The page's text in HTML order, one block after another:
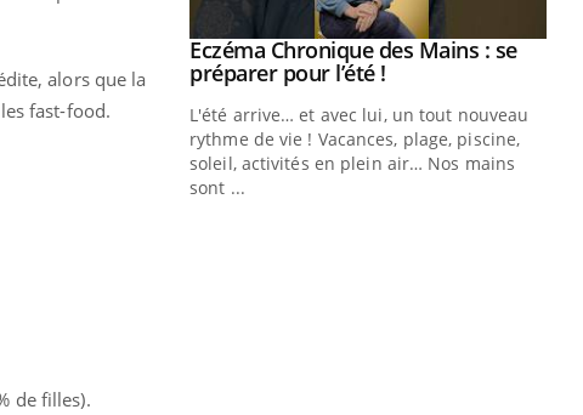
alors que la
fast-food.
de filles).
le diabète de type 2
Youtube
Eczéma Chronique des Mains : se
préparer pour l’été !Youtube
L'été arrive… et avec lui, un tout nouveau
rythme de vie ! Vacances, plage, piscine,
soleil, activités en plein air… Nos mains
sont ...